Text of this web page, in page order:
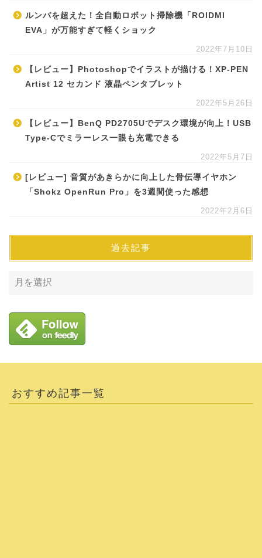
ルンバを超えた！全自動ロボット掃除機「ROIDMI
EVA」が万能すぎて軽くショック
2022年7月10日
【レビュー】Photoshopでイラストが描ける！XP-PEN
Artist 12 セカンド 液晶ペンタブレット
2022年5月26日
【レビュー】BenQ PD2705Uでデスク環境が向上！USB
Type-Cでミラーレス一眼も充電できる
2022年5月7日
[レビュー] 音質があきらかに向上した骨伝導イヤホン
「Shokz OpenRun Pro」を3週間使った感想
2022年2月6日
過去記事
おすすめ記事一覧